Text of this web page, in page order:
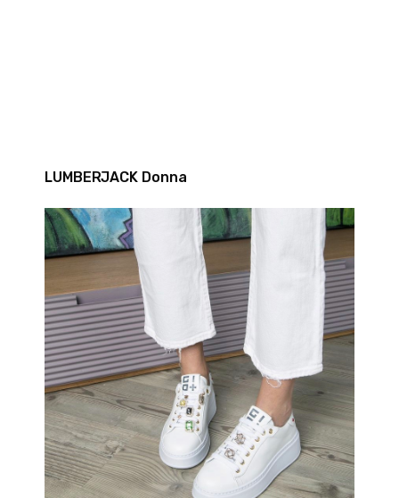
LUMBERJACK Donna